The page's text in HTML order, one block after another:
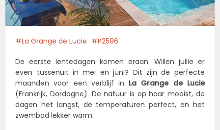
La Grange de Lucie P2596
De eerste lentedagen komen eraan. Willen jullie er
even tussenuit in mei en juni? Dit zijn de perfecte
maanden voor een verblijf in La Grange de Lucie
(Frankrijk, Dordogne). De natuur is op haar mooist, de
dagen het langst, de temperaturen perfect, en het
zwembad lekker warm.